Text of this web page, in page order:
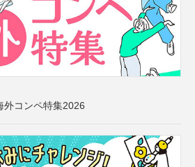
外コンペ特集2026